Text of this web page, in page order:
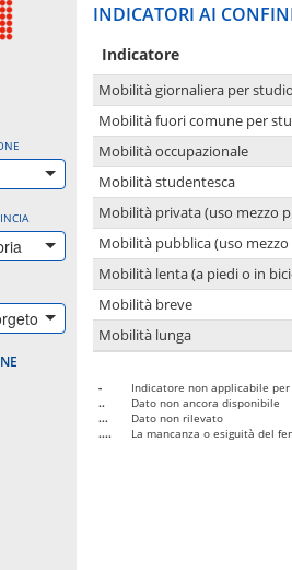
INDICATORI AI
Indicatore
Mobilità giornaliera per
Mobilità fuori comune per
Mobilità occupazionale
Mobilità studentesca
Mobilità privata (uso mezzo
Mobilità pubblica (uso
Mobilità lenta (a piedi o in
Mobilità breve
Mobilità lunga
-
Indicatore non applicabile
..
Dato non ancora disponibile
...
Dato non rilevato
....
La mancanza o esiguità del